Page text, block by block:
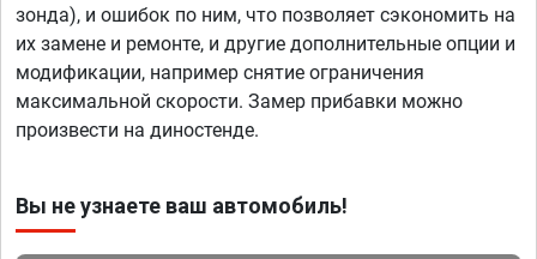
зонда), и ошибок по ним, что позволяет сэкономить на
их замене и ремонте, и другие дополнительные опции и
модификации, например снятие ограничения
максимальной скорости. Замер прибавки можно
произвести на диностенде.
Вы не узнаете ваш автомобиль!